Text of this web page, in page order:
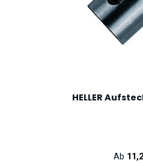
HELLER
Ab